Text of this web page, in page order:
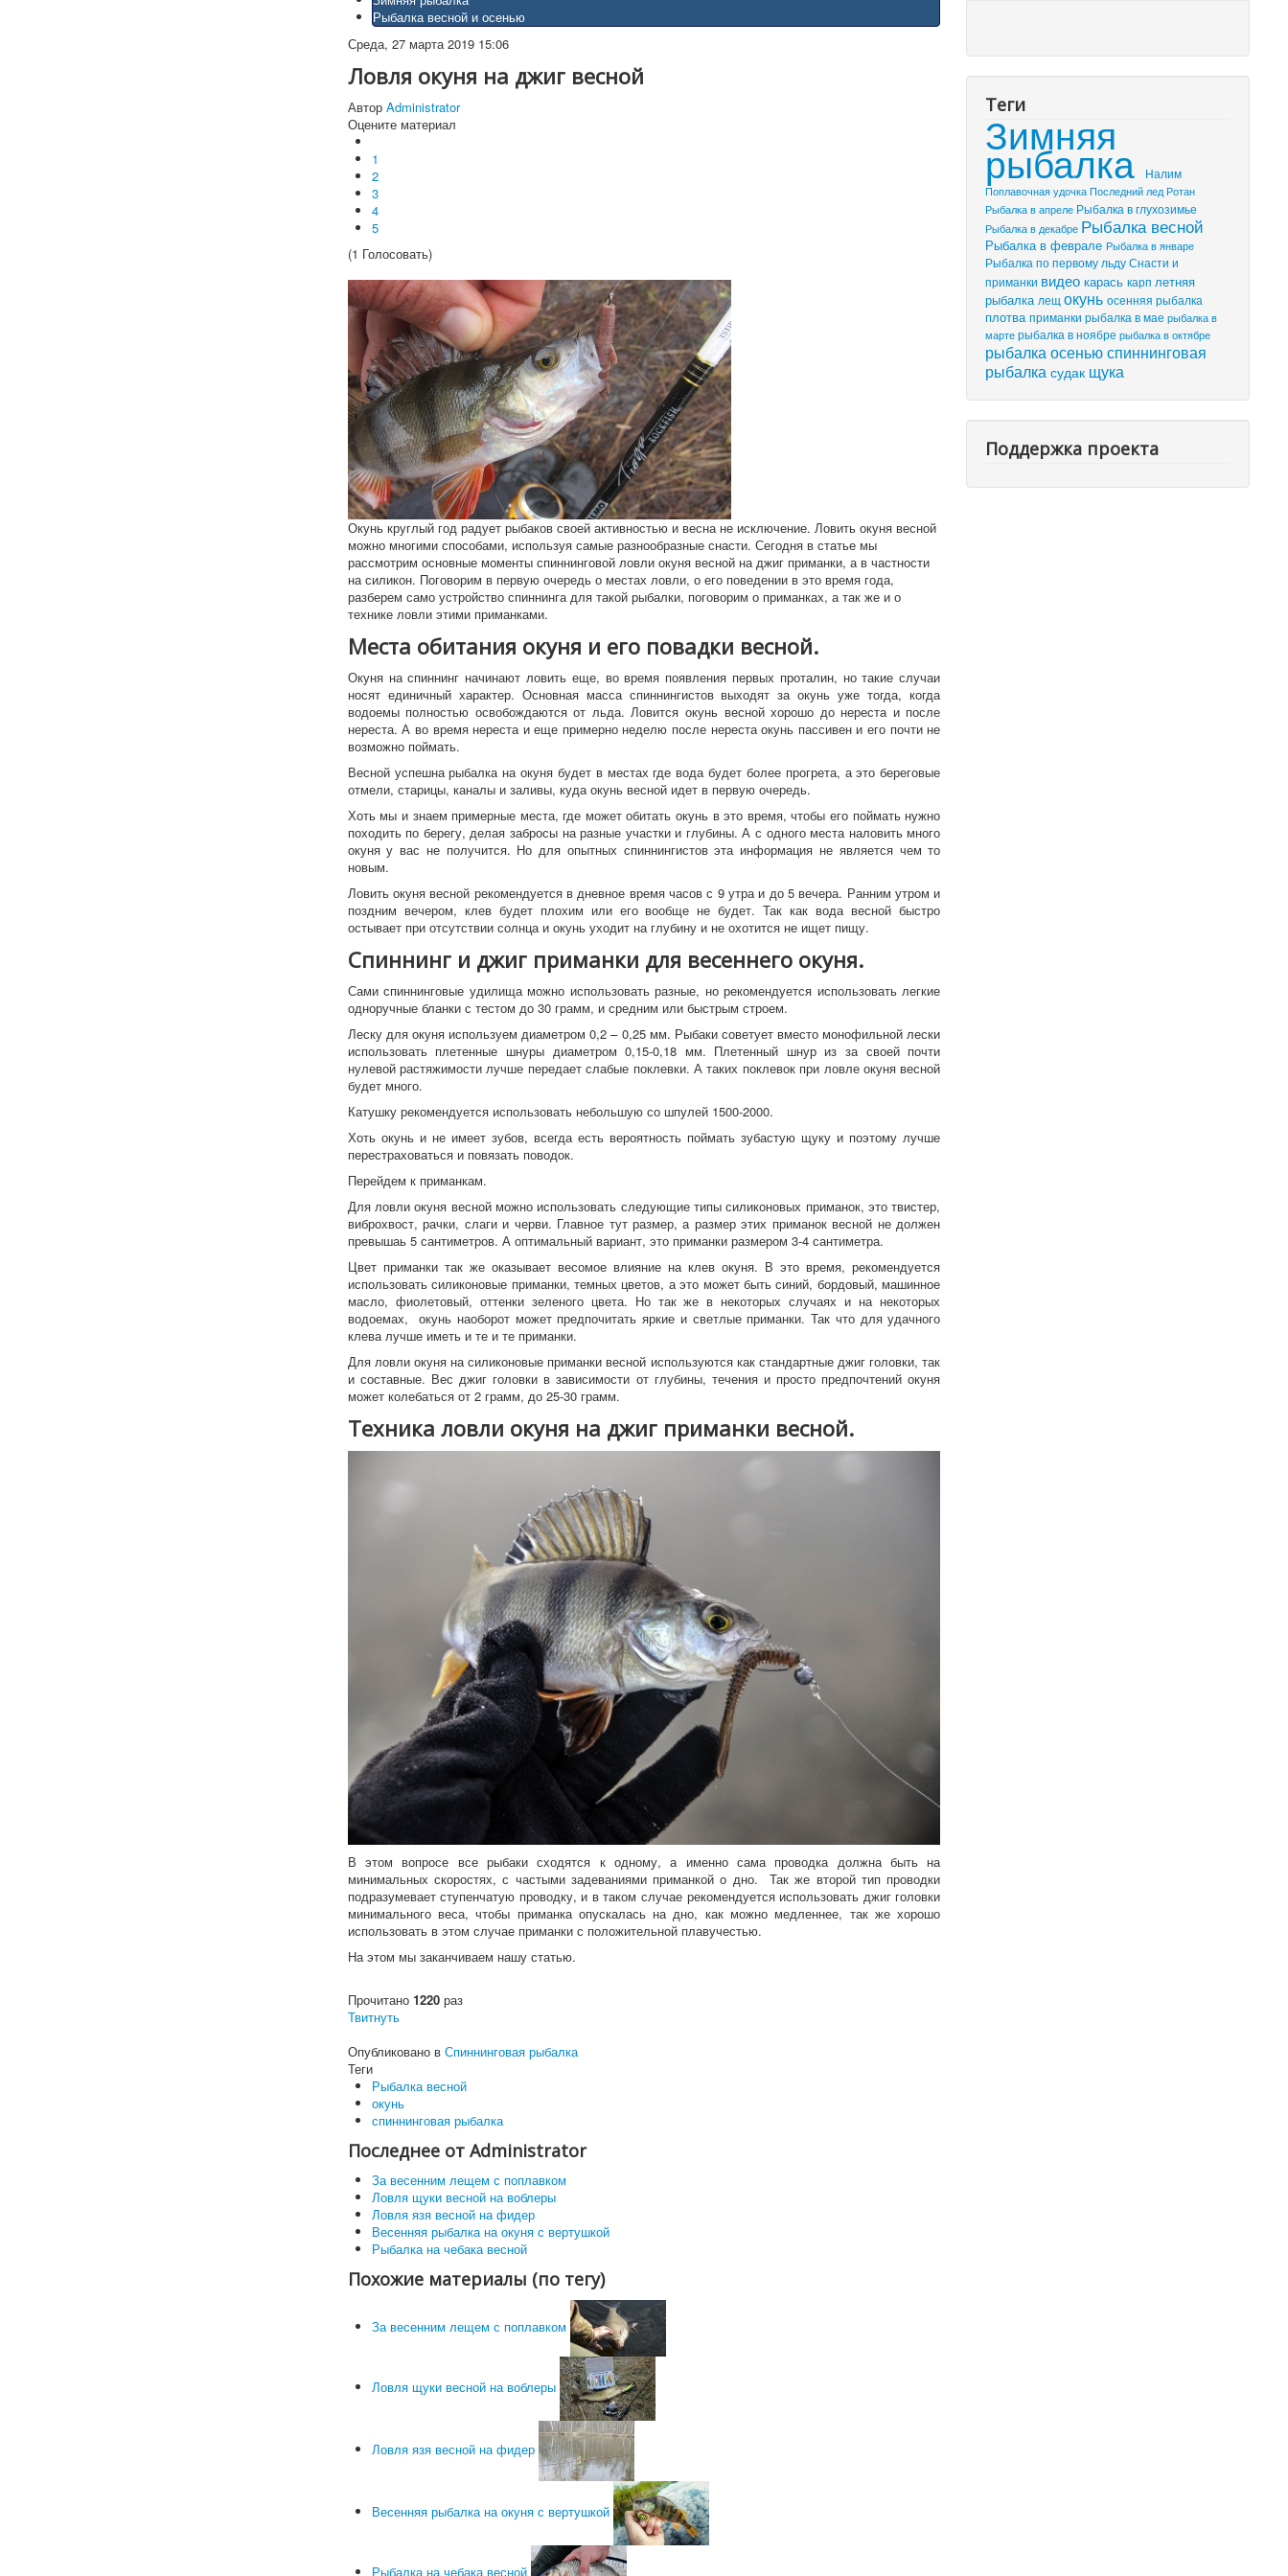
Рыбалка весной и осенью
Среда, 27 марта 2019 15:06
Ловля окуня на джиг весной
Автор Administrator
Оцените материал
1
2
3
4
5
(1 Голосовать)
Окунь круглый год радует рыбаков своей активностью и весна не исключение. Ловить окуня весной
можно многими способами, используя самые разнообразные снасти. Сегодня в статье мы
рассмотрим основные моменты спиннинговой ловли окуня весной на джиг приманки, а в частности
на силикон. Поговорим в первую очередь о местах ловли, о его поведении в это время года,
разберем само устройство спиннинга для такой рыбалки, поговорим о приманках, а так же и о
технике ловли этими приманками.
Места обитания окуня и его повадки весной.
Окуня на спиннинг начинают ловить еще, во время появления первых проталин, но такие случаи
носят единичный характер. Основная масса спиннингистов выходят за окунь уже тогда, когда
водоемы полностью освобождаются от льда. Ловится окунь весной хорошо до нереста и после
нереста. А во время нереста и еще примерно неделю после нереста окунь пассивен и его почти не
возможно поймать.
Весной успешна рыбалка на окуня будет в местах где вода будет более прогрета, а это береговые
отмели, старицы, каналы и заливы, куда окунь весной идет в первую очередь.
Хоть мы и знаем примерные места, где может обитать окунь в это время, чтобы его поймать нужно
походить по берегу, делая забросы на разные участки и глубины. А с одного места наловить много
окуня у вас не получится. Но для опытных спиннингистов эта информация не является чем то
новым.
Ловить окуня весной рекомендуется в дневное время часов с 9 утра и до 5 вечера. Ранним утром и
поздним вечером, клев будет плохим или его вообще не будет. Так как вода весной быстро
остывает при отсутствии солнца и окунь уходит на глубину и не охотится не ищет пищу.
Спиннинг и джиг приманки для весеннего окуня.
Сами спиннинговые удилища можно использовать разные, но рекомендуется использовать легкие
одноручные бланки с тестом до 30 грамм, и средним или быстрым строем.
Леску для окуня используем диаметром 0,2 – 0,25 мм. Рыбаки советует вместо монофильной лески
использовать плетенные шнуры диаметром 0,15-0,18 мм. Плетенный шнур из за своей почти
нулевой растяжимости лучше передает слабые поклевки. А таких поклевок при ловле окуня весной
будет много.
Катушку рекомендуется использовать небольшую со шпулей 1500-2000.
Хоть окунь и не имеет зубов, всегда есть вероятность поймать зубастую щуку и поэтому лучше
перестраховаться и повязать поводок.
Перейдем к приманкам.
Для ловли окуня весной можно использовать следующие типы силиконовых приманок, это твистер,
виброхвост, рачки, слаги и черви. Главное тут размер, а размер этих приманок весной не должен
превышаь 5 сантиметров. А оптимальный вариант, это приманки размером 3-4 сантиметра.
Цвет приманки так же оказывает весомое влияние на клев окуня. В это время, рекомендуется
использовать силиконовые приманки, темных цветов, а это может быть синий, бордовый, машинное
масло, фиолетовый, оттенки зеленого цвета. Но так же в некоторых случаях и на некоторых
водоемах, окунь наоборот может предпочитать яркие и светлые приманки. Так что для удачного
клева лучше иметь и те и те приманки.
Для ловли окуня на силиконовые приманки весной используются как стандартные джиг головки, так
и составные. Вес джиг головки в зависимости от глубины, течения и просто предпочтений окуня
может колебаться от 2 грамм, до 25-30 грамм.
Техника ловли окуня на джиг приманки весной.
В этом вопросе все рыбаки сходятся к одному, а именно сама проводка должна быть на
минимальных скоростях, с частыми задеваниями приманкой о дно. Так же второй тип проводки
подразумевает ступенчатую проводку, и в таком случае рекомендуется использовать джиг головки
минимального веса, чтобы приманка опускалась на дно, как можно медленнее, так же хорошо
использовать в этом случае приманки с положительной плавучестью.
На этом мы заканчиваем нашу статью.
Прочитано 1220раз
Твитнуть
Опубликовано в Спиннинговая рыбалка
Теги
Рыбалка весной
окунь
спиннинговая рыбалка
Последнее от Administrator
За весенним лещем с поплавком
Ловля щуки весной на воблеры
Ловля язя весной на фидер
Весенняя рыбалка на окуня с вертушкой
Рыбалка на чебака весной
Похожие материалы (по тегу)
За весенним лещем с поплавком
Ловля щуки весной на воблеры
Ловля язя весной на фидер
Весенняя рыбалка на окуня с вертушкой
Рыбалка на чебака весной
Теги
Зимняя
рыбалка
Налим
Поплавочная удочкаПоследний лед Ротан
Рыбалка в апреле Рыбалка в глухозимье
Рыбалка в декабре Рыбалка весной
Рыбалка в феврале Рыбалка в январе
Рыбалка по первому льдуСнасти и
приманки видеокараськарп летняя
рыбалкалещокуньосенняя рыбалка
плотваприманкирыбалка в маерыбалка в
мартерыбалка в ноябрерыбалка в октябре
рыбалка осеньюспиннинговая
рыбалкасудак щука
Поддержка проекта